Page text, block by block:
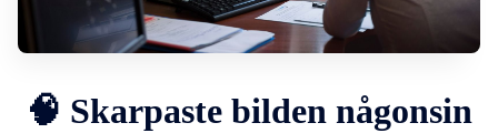
🧠 Skarpaste bilden någonsin